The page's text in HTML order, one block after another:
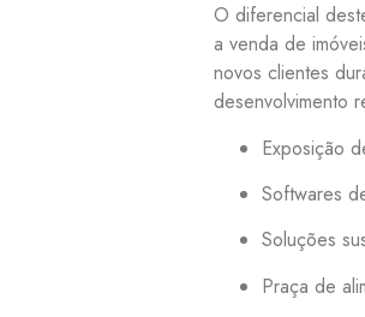
O diferencial
a venda de
novos clientes
desenvolvimento
Exposição
Softwares
Soluções
Praça de